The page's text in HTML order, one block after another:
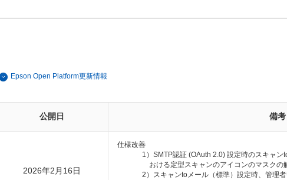
Epson Open Platform更新情報
公開日 備考
2026年2月16日
仕様改善
1）SMTP認証 (OAuth 2.0) 設定時のスキャ
おける定型スキャンのアイコンのマスクの
2）スキャンtoメール（標準）設定時、管理